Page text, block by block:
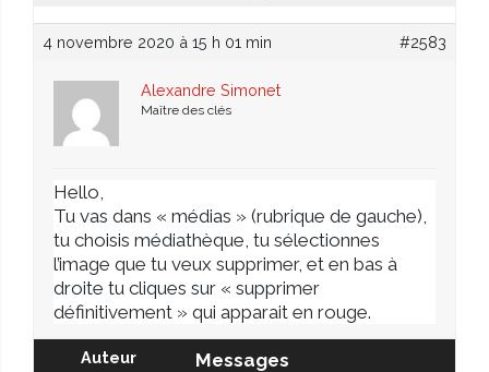
4 novembre 2020 à 15 h 01 min #2583
Alexandre Simonet
Maître des clés
Hello,
Tu vas dans « médias » (rubrique de gauche),
tu choisis médiathèque, tu sélectionnes
l’image que tu veux supprimer, et en bas à
droite tu cliques sur « supprimer
définitivement » qui apparait en rouge.
Auteur Messages